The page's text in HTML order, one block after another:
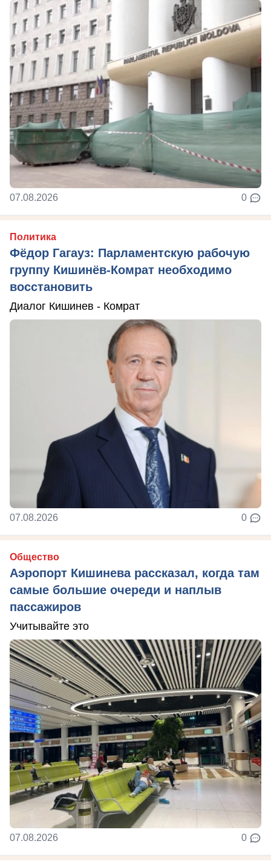
07.08.2026 0
Политика
Фёдор Гагауз: Парламентскую рабочую
группу Кишинёв-Комрат необходимо
восстановить
Диалог Кишинев - Комрат
07.08.2026 0
Общество
Аэропорт Кишинева рассказал, когда там
самые большие очереди и наплыв
пассажиров
Учитывайте это
07.08.2026 0